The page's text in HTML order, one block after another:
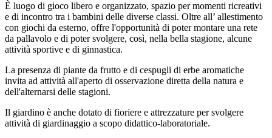
È luogo di gioco libero e organizzato, spazio per momenti ricreativi
e di incontro tra i bambini delle diverse classi. Oltre all’ allestimento
con giochi da esterno, offre l'opportunità di poter montare una rete
da pallavolo e di poter svolgere, così, nella bella stagione, alcune
attività sportive e di ginnastica.
La presenza di piante da frutto e di cespugli di erbe aromatiche
invita ad attività all'aperto di osservazione diretta della natura e
dell'alternarsi delle stagioni.
Il giardino è anche dotato di fioriere e attrezzature per svolgere
attività di giardinaggio a scopo didattico-laboratoriale.